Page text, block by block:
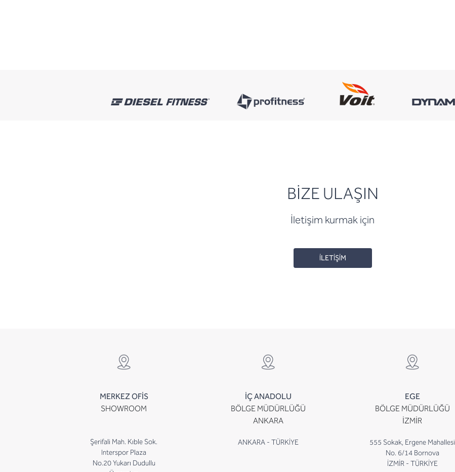
BİZE ULAŞIN
İletişim kurmak için
İLETİŞİM
MERKEZ OFİS
SHOWROOM
Şerifali Mah. Kıble Sok.
Interspor Plaza
No.20 Yukarı Dudullu
İÇ ANADOLU
BÖLGE MÜDÜRLÜĞÜ
ANKARA
ANKARA - TÜRKİYE
EGE
BÖLGE MÜDÜRLÜĞÜ
İZMİR
555 Sokak, Ergene Mahallesi
No. 6/14 Bornova
İZMİR - TÜRKİYE